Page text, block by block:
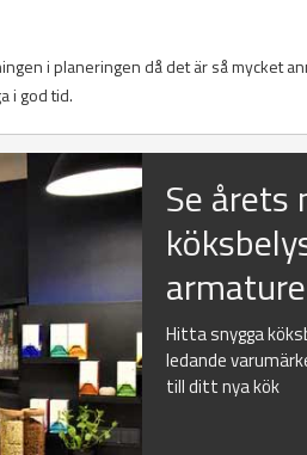
i planeringen då det är så mycket
i god tid.
Se årets
Hitta snygga
ledande
till ditt nya kök